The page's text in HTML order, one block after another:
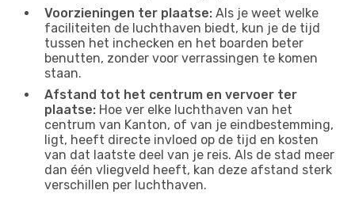
Voorzieningen ter plaatse: Als je weet welke
faciliteiten de luchthaven biedt, kun je de tijd
tussen het inchecken en het boarden beter
benutten, zonder voor verrassingen te komen
staan.
Afstand tot het centrum en vervoer ter
plaatse: Hoe ver elke luchthaven van het
centrum van Kanton, of van je eindbestemming,
ligt, heeft directe invloed op de tijd en kosten
van dat laatste deel van je reis. Als de stad meer
dan één vliegveld heeft, kan deze afstand sterk
verschillen per luchthaven.